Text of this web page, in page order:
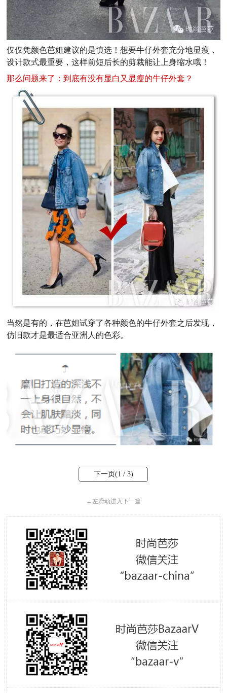
仅仅凭颜色芭姐建议的是慎选！想要牛仔外套充分地显瘦，
设计款式最重要，这样前短后长的剪裁能让上身缩水哦！
那么问题来了：到底有没有显白又显瘦的牛仔外套？
当然是有的，在芭姐试穿了各种颜色的牛仔外套之后发现，
仿旧款才是最适合亚洲人的色彩。
下一页(1 / 3)
←左滑动进入下一篇